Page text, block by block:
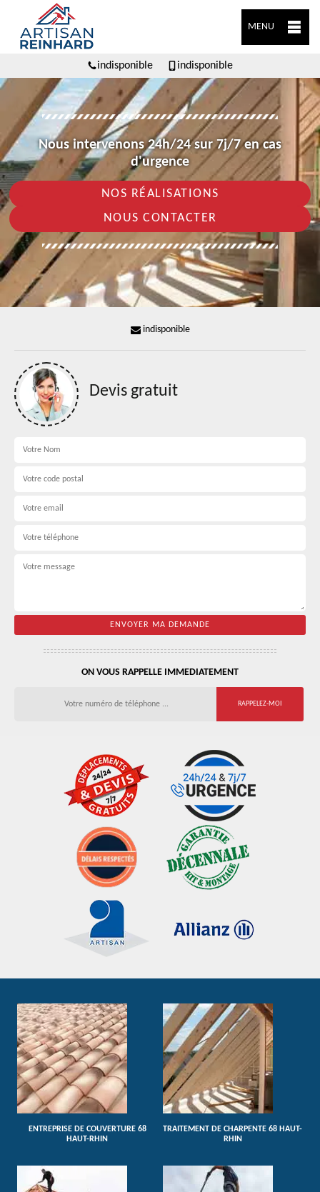
MENU
indisponible indisponible
Nous intervenons 24h/24 sur 7j/7 en cas
d'urgence
NOS RÉALISATIONS
NOUS CONTACTER
indisponible
Devis gratuit
ON VOUS RAPPELLE IMMEDIATEMENT
ENTREPRISE DE COUVERTURE 68
HAUT-RHIN
TRAITEMENT DE CHARPENTE 68 HAUT-
RHIN